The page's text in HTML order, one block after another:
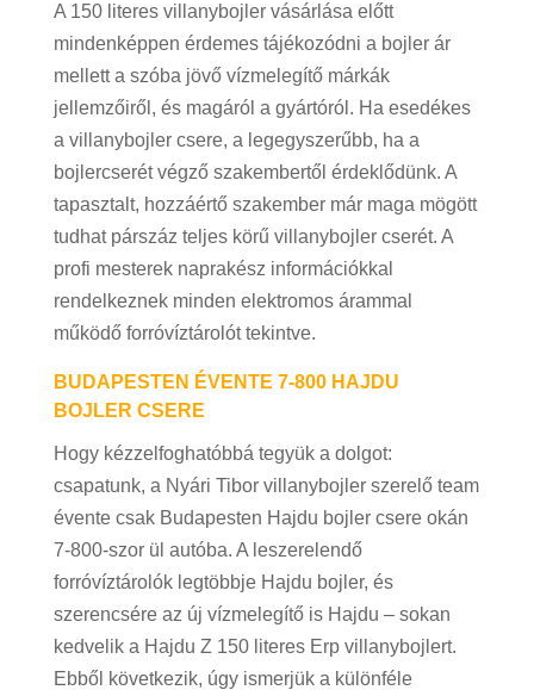
A 150 literes villanybojler vásárlása előtt
mindenképpen érdemes tájékozódni a bojler ár
mellett a szóba jövő vízmelegítő márkák
jellemzőiről, és magáról a gyártóról. Ha esedékes
a villanybojler csere, a legegyszerűbb, ha a
bojlercserét végző szakembertől érdeklődünk. A
tapasztalt, hozzáértő szakember már maga mögött
tudhat párszáz teljes körű villanybojler cserét. A
profi mesterek naprakész információkkal
rendelkeznek minden elektromos árammal
működő forróvíztárolót tekintve.
BUDAPESTEN ÉVENTE 7-800 HAJDU
BOJLER CSERE
Hogy kézzelfoghatóbbá tegyük a dolgot:
csapatunk, a Nyári Tibor villanybojler szerelő team
évente csak Budapesten Hajdu bojler csere okán
7-800-szor ül autóba. A leszerelendő
forróvíztárolók legtöbbje Hajdu bojler, és
szerencsére az új vízmelegítő is Hajdu – sokan
kedvelik a Hajdu Z 150 literes Erp villanybojlert.
Ebből következik, úgy ismerjük a különféle